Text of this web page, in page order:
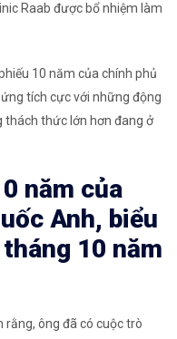
Raab được bổ nhiệm làm
10 năm của chính phủ
tích cực với những động
thách thức lớn hơn đang ở
năm của
Anh, biểu
10 năm
rằng, ông đã có cuộc trò